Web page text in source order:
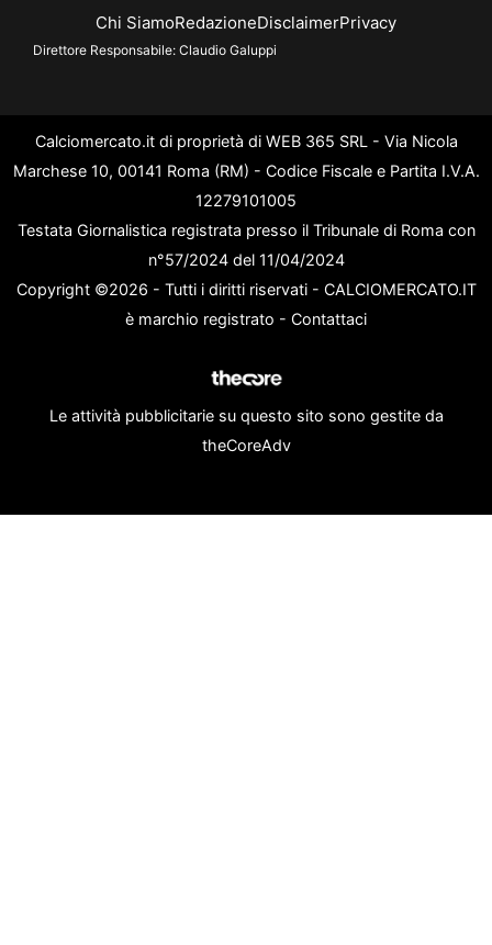
Chi SiamoRedazioneDisclaimerPrivacy
Direttore Responsabile: Claudio Galuppi
Calciomercato.it di proprietà di WEB 365 SRL - Via Nicola
Marchese 10, 00141 Roma (RM) - Codice Fiscale e Partita I.V.A.
12279101005
Testata Giornalistica registrata presso il Tribunale di Roma con
n°57/2024 del 11/04/2024
Copyright ©2026 - Tutti i diritti riservati - CALCIOMERCATO.IT
è marchio registrato - Contattaci
Le attività pubblicitarie su questo sito sono gestite da
theCoreAdv